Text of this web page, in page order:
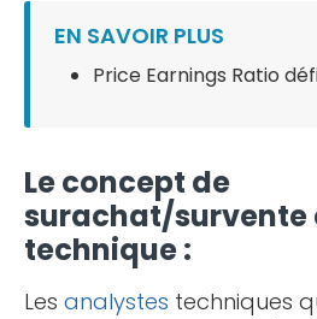
EN SAVOIR PLUS
Price Earnings Ratio
Le concept de
surachat/survente
technique :
Les analystes techniques